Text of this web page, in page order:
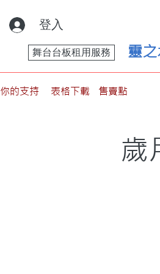
登入
靈
舞台台板租用服務
你的支持 表格下載 售賣點
歲